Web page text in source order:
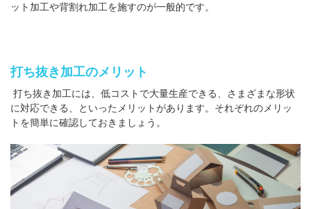
ット加工や背割れ加工を施すのが一般的です。
打ち抜き加工のメリット
打ち抜き加工には、低コストで大量生産できる、さまざまな形状
に対応できる、といったメリットがあります。それぞれのメリッ
トを簡単に確認しておきましょう。